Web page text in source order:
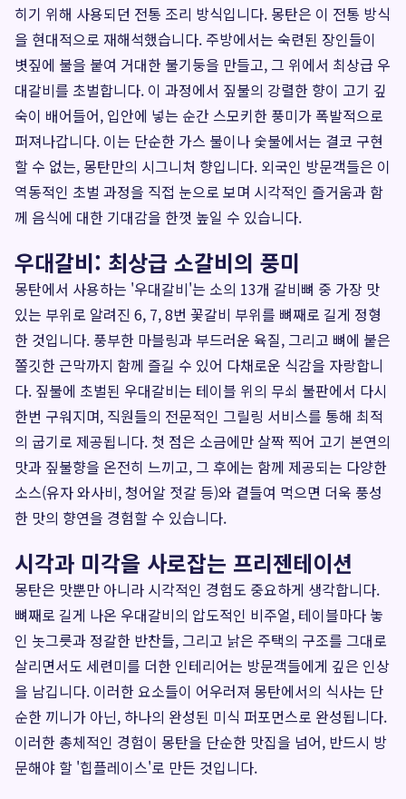
히기 위해 사용되던 전통 조리 방식입니다. 몽탄은 이 전통 방식
을 현대적으로 재해석했습니다. 주방에서는 숙련된 장인들이
볏짚에 불을 붙여 거대한 불기둥을 만들고, 그 위에서 최상급 우
대갈비를 초벌합니다. 이 과정에서 짚불의 강렬한 향이 고기 깊
숙이 배어들어, 입안에 넣는 순간 스모키한 풍미가 폭발적으로
퍼져나갑니다. 이는 단순한 가스 불이나 숯불에서는 결코 구현
할 수 없는, 몽탄만의 시그니처 향입니다. 외국인 방문객들은 이
역동적인 초벌 과정을 직접 눈으로 보며 시각적인 즐거움과 함
께 음식에 대한 기대감을 한껏 높일 수 있습니다.
우대갈비: 최상급 소갈비의 풍미
몽탄에서 사용하는 '우대갈비'는 소의 13개 갈비뼈 중 가장 맛
있는 부위로 알려진 6, 7, 8번 꽃갈비 부위를 뼈째로 길게 정형
한 것입니다. 풍부한 마블링과 부드러운 육질, 그리고 뼈에 붙은
쫄깃한 근막까지 함께 즐길 수 있어 다채로운 식감을 자랑합니
다. 짚불에 초벌된 우대갈비는 테이블 위의 무쇠 불판에서 다시
한번 구워지며, 직원들의 전문적인 그릴링 서비스를 통해 최적
의 굽기로 제공됩니다. 첫 점은 소금에만 살짝 찍어 고기 본연의
맛과 짚불향을 온전히 느끼고, 그 후에는 함께 제공되는 다양한
소스(유자 와사비, 청어알 젓갈 등)와 곁들여 먹으면 더욱 풍성
한 맛의 향연을 경험할 수 있습니다.
시각과 미각을 사로잡는 프리젠테이션
몽탄은 맛뿐만 아니라 시각적인 경험도 중요하게 생각합니다.
뼈째로 길게 나온 우대갈비의 압도적인 비주얼, 테이블마다 놓
인 놋그릇과 정갈한 반찬들, 그리고 낡은 주택의 구조를 그대로
살리면서도 세련미를 더한 인테리어는 방문객들에게 깊은 인상
을 남깁니다. 이러한 요소들이 어우러져 몽탄에서의 식사는 단
순한 끼니가 아닌, 하나의 완성된 미식 퍼포먼스로 완성됩니다.
이러한 총체적인 경험이 몽탄을 단순한 맛집을 넘어, 반드시 방
문해야 할 '힙플레이스'로 만든 것입니다.